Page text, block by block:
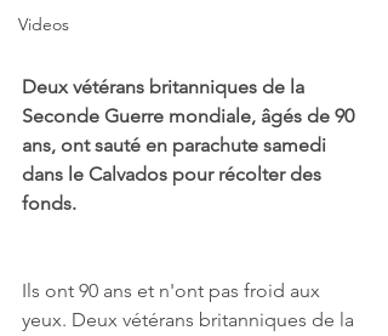
Videos
Deux vétérans britanniques de la
Seconde Guerre mondiale, âgés de 90
ans, ont sauté en parachute samedi
dans le Calvados pour récolter des
fonds.
Ils ont 90 ans et n'ont pas froid aux
yeux. Deux vétérans britanniques de la